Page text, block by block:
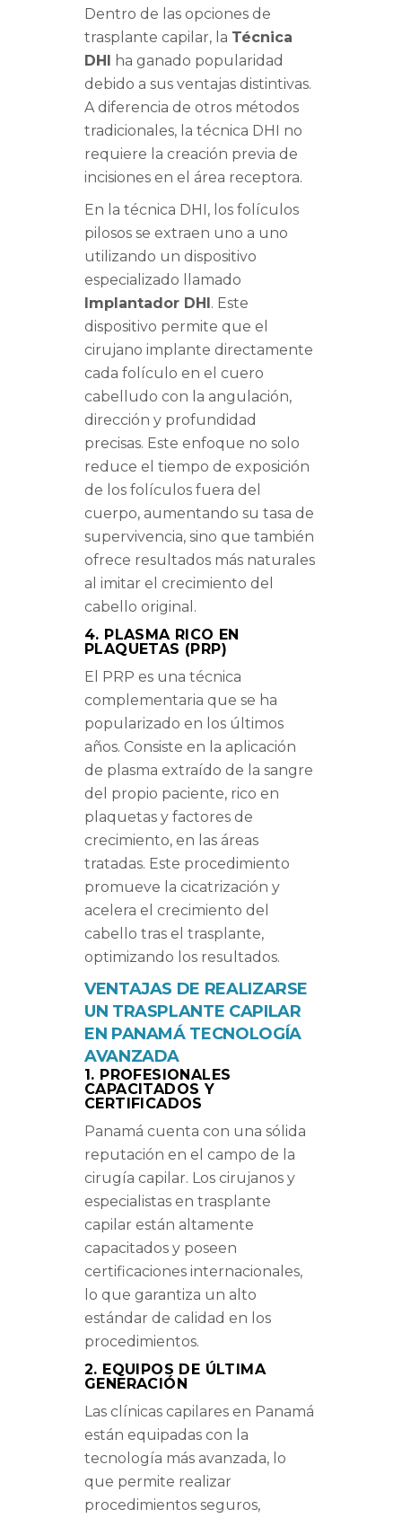
Dentro de las opciones de
trasplante capilar, la Técnica
DHI ha ganado popularidad
debido a sus ventajas distintivas.
A diferencia de otros métodos
tradicionales, la técnica DHI no
requiere la creación previa de
incisiones en el área receptora.
En la técnica DHI, los folículos
pilosos se extraen uno a uno
utilizando un dispositivo
especializado llamado
Implantador DHI. Este
dispositivo permite que el
cirujano implante directamente
cada folículo en el cuero
cabelludo con la angulación,
dirección y profundidad
precisas. Este enfoque no solo
reduce el tiempo de exposición
de los folículos fuera del
cuerpo, aumentando su tasa de
supervivencia, sino que también
ofrece resultados más naturales
al imitar el crecimiento del
cabello original.
4. PLASMA RICO EN
PLAQUETAS (PRP)
El PRP es una técnica
complementaria que se ha
popularizado en los últimos
años. Consiste en la aplicación
de plasma extraído de la sangre
del propio paciente, rico en
plaquetas y factores de
crecimiento, en las áreas
tratadas. Este procedimiento
promueve la cicatrización y
acelera el crecimiento del
cabello tras el trasplante,
optimizando los resultados.
VENTAJAS DE REALIZARSE
UN TRASPLANTE CAPILAR
EN PANAMÁ TECNOLOGÍA
AVANZADA
1. PROFESIONALES
CAPACITADOS Y
CERTIFICADOS
Panamá cuenta con una sólida
reputación en el campo de la
cirugía capilar. Los cirujanos y
especialistas en trasplante
capilar están altamente
capacitados y poseen
certificaciones internacionales,
lo que garantiza un alto
estándar de calidad en los
procedimientos.
2. EQUIPOS DE ÚLTIMA
GENERACIÓN
Las clínicas capilares en Panamá
están equipadas con la
tecnología más avanzada, lo
que permite realizar
procedimientos seguros,